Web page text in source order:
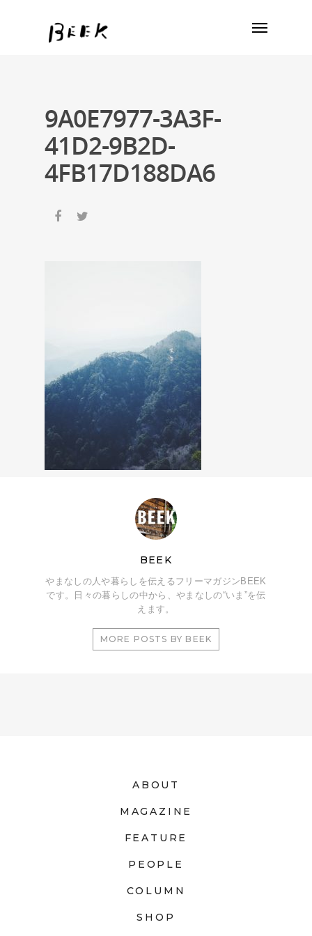
9A0E7977-3A3F-
41D2-9B2D-
4FB17D188DA6
BEEK
やまなしの人や暮らしを伝えるフリーマガジンBEEK
です。日々の暮らしの中から、やまなしの“いま”を伝
えます。
MORE POSTS BY BEEK
ABOUT
MAGAZINE
FEATURE
PEOPLE
COLUMN
SHOP